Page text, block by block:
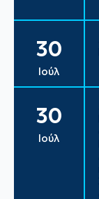
30
Ιούλ
30
Ιούλ